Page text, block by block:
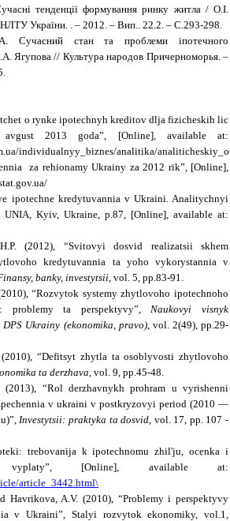
тенденції формування ринку житла / О.І.
України. . – 2012. – Вип.. 22.2. – С.293-298.
Сучасний стан та проблеми іпотечного
Ягупова // Культура народов Причерноморья. –
o rynke ipotechnyh kreditov dlja fizicheskih lic
2013 goda”, [Online], available at:
individualnyy_biznes/analitika/
za rehionamy Ukrainy za 2012 rik”, [Online]
ipotechne kredytuvannia v Ukraini. Analitychnyi
Kyiv, Ukraine, p.87, [Online] , available at:
(2012), “Svitovyi dosvid realizatsii skhem
kredytuvannia ta yoho vykorystannia v
banky, investytsii , vol. 5, pp.83-91.
“Rozvytok systemy zhytlovoho ipotechnoho
problemy ta perspektyvy”, Naukovyi visnyk
Ukrainy (ekonomika, pravo), vol. 2(49), pp.29-
(2010), “Defitsyt zhytla ta osoblyvosti zhytlovoho
ta derzhava , vol. 9, pp.45-48.
(2013), “Rol derzhavnykh prohram u vyrishenni
v ukraini v postkryzovyi period (2010 —
Investytsii: praktyka ta dosvid , vol. 17, pp. 107 -
trebovanija k ipotechnomu zhil'ju, ocenka i
vyplaty”, [Online] , available at:
article_3442.html\
Havrikova, A.V. (2010), “Problemy i perspektyvy
v Ukraini”, Stalyi rozvytok ekonomiky, vol.1,